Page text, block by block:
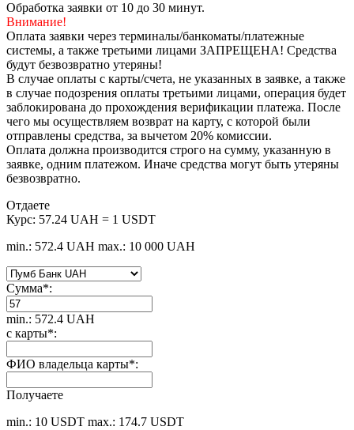
Обработка заявки от 10 до 30 минут.
Внимание!
Оплата заявки через терминалы/банкоматы/платежные
системы, а также третьими лицами ЗАПРЕЩЕНА! Средства
будут безвозвратно утеряны!
В случае оплаты с карты/счета, не указанных в заявке, а также
в случае подозрения оплаты третьими лицами, операция будет
заблокирована до прохождения верификации платежа. После
чего мы осуществляем возврат на карту, с которой были
отправлены средства, за вычетом 20% комиссии.
Оплата должна производится строго на сумму, указанную в
заявке, одним платежом. Иначе средства могут быть утеряны
безвозвратно.
Отдаете
Курс: 57.24 UAH = 1 USDT
min.: 572.4 UAH max.: 10 000 UAH
Сумма*:
min.: 572.4 UAH
с карты*:
ФИО владельца карты*:
Получаете
min.: 10 USDT max.: 174.7 USDT